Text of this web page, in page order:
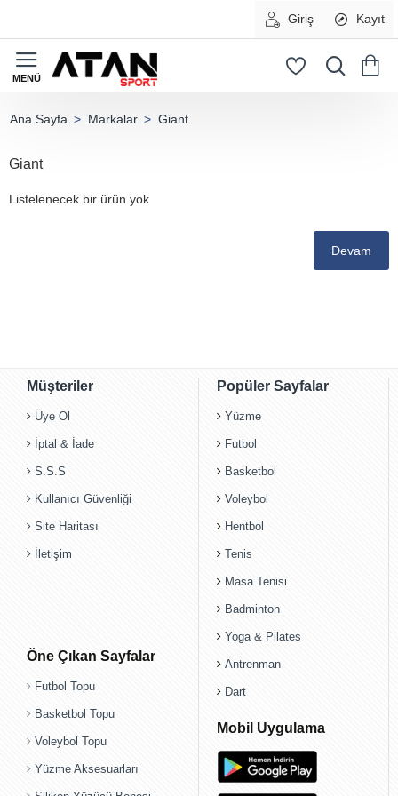
Giriş Kayıt
Markalar Giant
Giant
Listelenecek bir ürün yok
Devam
Müşteriler
Üye Ol
İptal & İade
S.S.S
Kullanıcı Güvenliği
Site Haritası
İletişim
Öne Çıkan Sayfalar
Futbol Topu
Basketbol Topu
Voleybol Topu
Yüzme Aksesuarları
Popüler Sayfalar
Yüzme
Futbol
Basketbol
Voleybol
Hentbol
Tenis
Masa Tenisi
Badminton
Yoga & Pilates
Antrenman
Dart
Mobil Uygulama